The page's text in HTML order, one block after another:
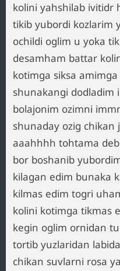
kolini yahshilab ivitidr
tikib yubordi kozlarim
ochildi oglim u yoka
desamham battar
kotimga siksa
shunakangi
bolajonim ozimni
shunaday ozig chikan
aaahhhh tohtama
bor boshanib
kilagan edim bunaka
kilmas edim togri
kolini kotimga tikmas
kegin oglim ornidan
tortib yuzlaridan
chikan suvlarni rosa